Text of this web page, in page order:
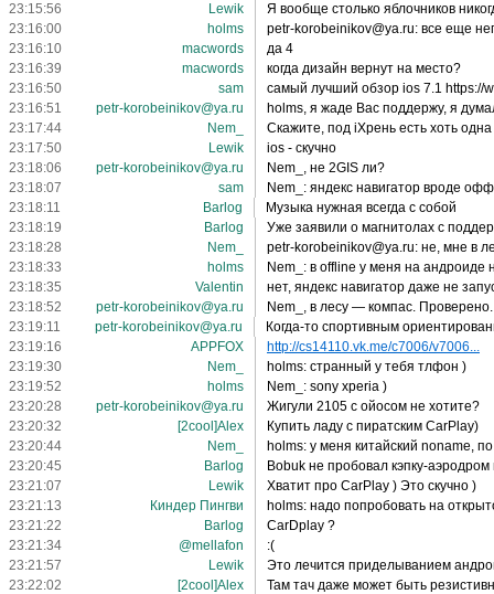
23:15:56
Lewik
Я вообще столько яблочников
23:16:00
holms
petr-korobeinikov@ya.ru: все еще
23:16:10
macwords
да 4
23:16:39
macwords
когда дизайн вернут на место?
23:16:50
sam
самый лучший обзор ios 7.1 https://
23:16:51
petr-korobeinikov@ya.ru
holms, я жаде Вас поддержу, я
23:17:44
Nem_
Скажите, под iХрень есть хоть
23:17:50
Lewik
ios - скучно
23:18:06
petr-korobeinikov@ya.ru
Nem_, не 2GIS ли?
23:18:07
sam
Nem_: яндекс навигатор вроде
23:18:11
Barlog
Музыка нужная всегда с собой
23:18:19
Barlog
Уже заявили о магнитолах с
23:18:28
Nem_
petr-korobeinikov@ya.ru: не, мне в
23:18:33
holms
Nem_: в offline у меня на андроиде
23:18:35
Valentin
нет, яндекс навигатор даже не
23:18:52
petr-korobeinikov@ya.ru
Nem_, в лесу — компас. Проверено.
23:19:11
petr-korobeinikov@ya.ru
Когда-то спортивным
23:19:16
APPFOX
http://cs14110.vk.me/c7006/v7006...
23:19:30
Nem_
holms: странный у тебя тлфон )
23:19:52
holms
Nem_: sony xperia )
23:20:28
petr-korobeinikov@ya.ru
Жигули 2105 с ойосом не хотите?
23:20:32
[2cool]Alex
Купить ладу с пиратским CarPlay)
23:20:44
Nem_
holms: у меня китайский noname,
23:20:45
Barlog
Bobuk не пробовал кэпку-
23:21:07
Lewik
Хватит про CarPlay ) Это скучно )
23:21:13
Киндер Пингви
holms: надо попробовать на
23:21:22
Barlog
CarDplay ?
23:21:34
@mellafon
:(
23:21:57
Lewik
Это лечится приделыванием
23:22:02
[2cool]Alex
Там тач даже может быть